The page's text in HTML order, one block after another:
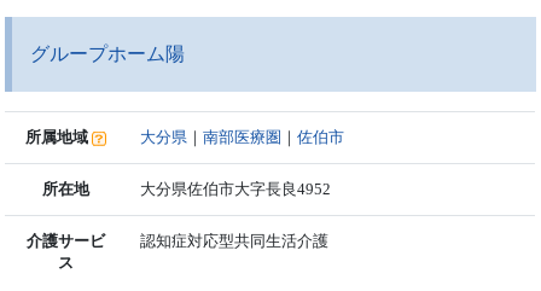
グループホーム陽
所属地域 大分県 ｜南部医療圏 ｜佐伯市
所在地 大分県佐伯市大字長良4952
介護サービ
ス
認知症対応型共同生活介護